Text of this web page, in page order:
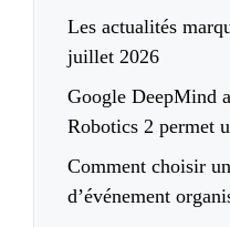
Les actualités
juillet 2026
Google DeepMind
Robotics 2 permet
Comment choisir
d’événement